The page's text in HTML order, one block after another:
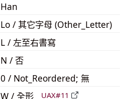
Han
Lo / 其它字母 (Other_Letter)
L / 左至右書寫
N / 否
0 / Not_Reordered; 無
W / 全形 UAX#11